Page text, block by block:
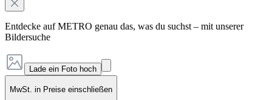
Entdecke auf METRO genau das, was du suchst – mit unserer
Bildersuche
Lade ein Foto hoch
MwSt. in Preise einschließen